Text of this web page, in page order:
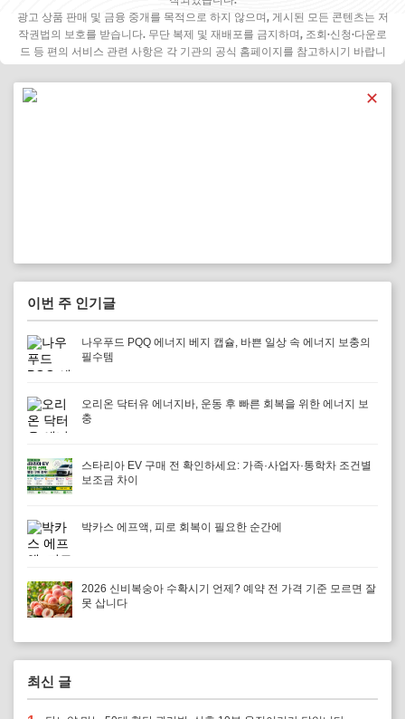
광고 상품 판매 및 금융 중개를 목적으로 하지 않으며, 게시된 모든 콘텐츠는 저
작권법의 보호를 받습니다. 무단 복제 및 재배포를 금지하며, 조회·신청·다운로
드 등 편의 서비스 관련 사항은 각 기관의 공식 홈페이지를 참고하시기 바랍니
✕
이번 주 인기글
나우푸드 PQQ 에너지 베지 캡슐, 바쁜 일상 속 에너지 보충의
필수템
오리온 닥터유 에너지바, 운동 후 빠른 회복을 위한 에너지 보
충
스타리아 EV 구매 전 확인하세요: 가족·사업자·통학차 조건별
보조금 차이
박카스 에프액, 피로 회복이 필요한 순간에
2026 신비복숭아 수확시기 언제? 예약 전 가격 기준 모르면 잘
못 삽니다
최신 글